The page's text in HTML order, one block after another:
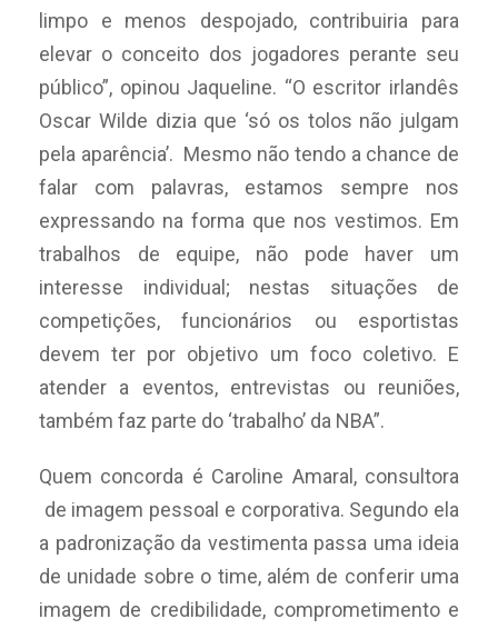
limpo e menos despojado, contribuiria para
elevar o conceito dos jogadores perante seu
público”, opinou Jaqueline. “O escritor irlandês
Oscar Wilde dizia que ‘só os tolos não julgam
pela aparência’. Mesmo não tendo a chance de
falar com palavras, estamos sempre nos
expressando na forma que nos vestimos. Em
trabalhos de equipe, não pode haver um
interesse individual; nestas situações de
competições, funcionários ou esportistas
devem ter por objetivo um foco coletivo. E
atender a eventos, entrevistas ou reuniões,
também faz parte do ‘trabalho’ da NBA”.
Quem concorda é Caroline Amaral, consultora
de imagem pessoal e corporativa. Segundo ela
a padronização da vestimenta passa uma ideia
de unidade sobre o time, além de conferir uma
imagem de credibilidade, comprometimento e